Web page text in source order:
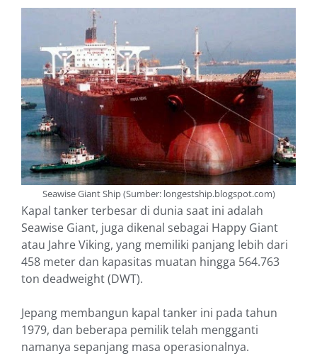
Seawise Giant Ship (Sumber: longestship.blogspot.com)
Kapal tanker terbesar di dunia saat ini adalah
Seawise Giant, juga dikenal sebagai Happy Giant
atau Jahre Viking, yang memiliki panjang lebih dari
458 meter dan kapasitas muatan hingga 564.763
ton deadweight (DWT).
Jepang membangun kapal tanker ini pada tahun
1979, dan beberapa pemilik telah mengganti
namanya sepanjang masa operasionalnya.